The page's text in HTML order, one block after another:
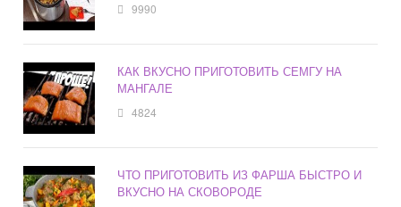
9990
КАК ВКУСНО ПРИГОТОВИТЬ СЕМГУ НА
МАНГАЛЕ
4824
ЧТО ПРИГОТОВИТЬ ИЗ ФАРША БЫСТРО И
ВКУСНО НА СКОВОРОДЕ